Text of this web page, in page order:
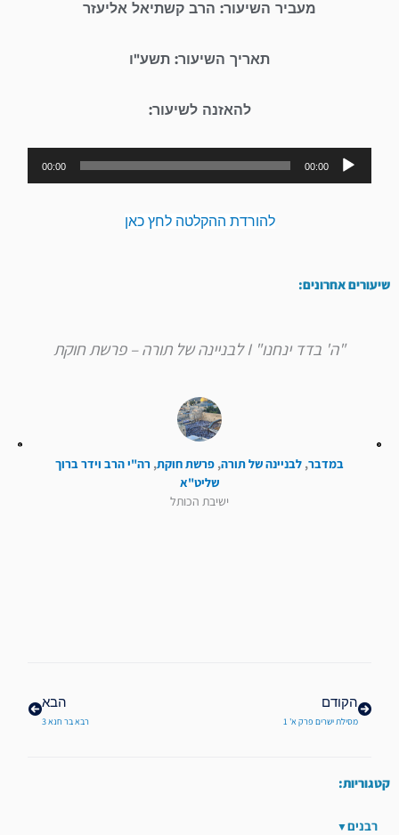
מעביר השיעור: הרב קשתיאל אליעזר
תאריך השיעור: תשע"ו
להאזנה לשיעור:
נגן
אודיו
00:00
00:00
להורדת ההקלטה לחץ כאן
שיעורים אחרונים:
"ה' בדד ינחנו" I לבניינה של תורה – פרשת חוקת
במדבר, לבניינה של תורה, פרשת חוקת, רה"י הרב וידר ברוך
שליט"א
ישיבת הכותל
הקודם
מסילת ישרים פרק א' 1
הבא
רבא בר חנא 3
קטגוריות:
רבנים